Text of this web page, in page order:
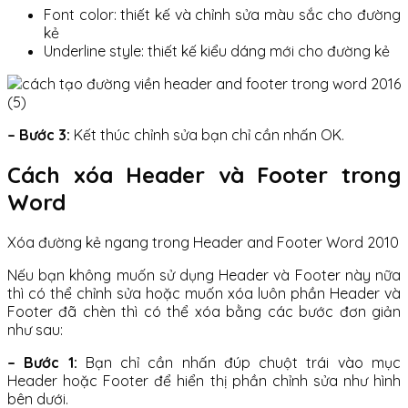
Font color: thiết kế và chỉnh sửa màu sắc cho đường
kẻ
Underline style: thiết kế kiểu dáng mới cho đường kẻ
– Bước 3: Kết thúc chỉnh sửa bạn chỉ cần nhấn OK.
Cách xóa Header và Footer trong
Word
Xóa đường kẻ ngang trong Header and Footer Word 2010
Nếu bạn không muốn sử dụng Header và Footer này nữa
thì có thể chỉnh sửa hoặc muốn xóa luôn phần Header và
Footer đã chèn thì có thể xóa bằng các bước đơn giản
như sau:
– Bước 1: Bạn chỉ cần nhấn đúp chuột trái vào mục
Header hoặc Footer để hiển thị phần chỉnh sửa như hình
bên dưới.